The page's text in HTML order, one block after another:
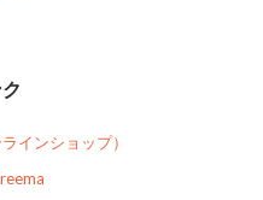
インショップ）